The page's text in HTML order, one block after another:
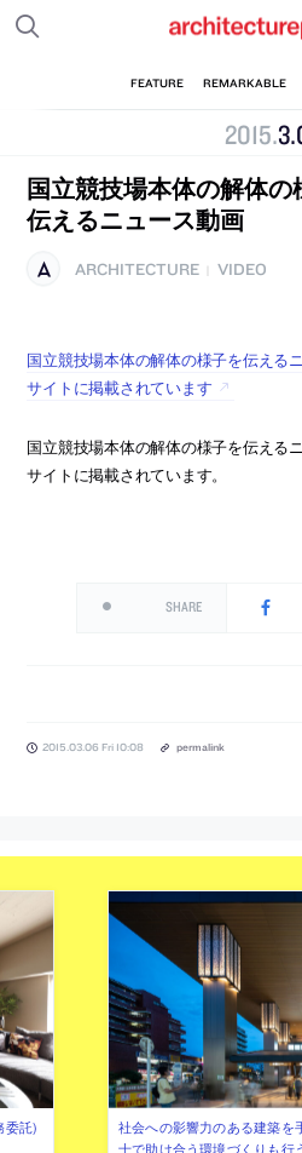
2015.3.
国立競技場本体の解体の
伝えるニュース動画
ARCHITECTURE VIDEO
国立競技場本体の解体の様子を伝える
サイトに掲載されています
国立競技場本体の解体の様子を伝える
サイトに掲載されています。
SHARE
2015.03.06 Fri 10:08 permalink
委託)
社会への影響力のある建築を
士で助け合う環境づくりも行